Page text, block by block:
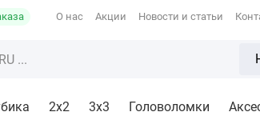
О нас Акции Новости и статьи
2x2 3х3 Головоломки